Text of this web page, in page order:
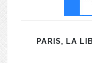
PARIS, LA